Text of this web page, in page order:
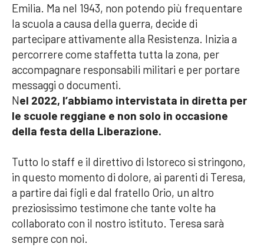
Emilia. Ma nel 1943, non potendo più frequentare
la scuola a causa della guerra, decide di
partecipare attivamente alla Resistenza. Inizia a
percorrere come staffetta tutta la zona, per
accompagnare responsabili militari e per portare
messaggi o documenti.
Nel 2022, l’abbiamo intervistata in diretta per
le scuole reggiane e non solo in occasione
della festa della Liberazione.
Tutto lo staff e il direttivo di Istoreco si stringono,
in questo momento di dolore, ai parenti di Teresa,
a partire dai figli e dal fratello Orio, un altro
preziosissimo testimone che tante volte ha
collaborato con il nostro istituto. Teresa sarà
sempre con noi.